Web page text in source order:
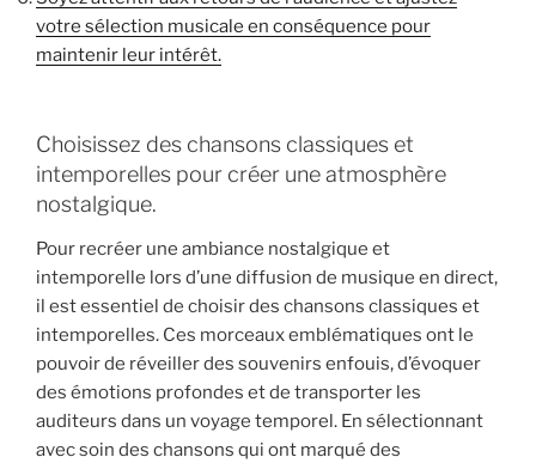
votre sélection musicale en conséquence pour
maintenir leur intérêt.
Choisissez des chansons classiques et
intemporelles pour créer une atmosphère
nostalgique.
Pour recréer une ambiance nostalgique et
intemporelle lors d’une diffusion de musique en direct,
il est essentiel de choisir des chansons classiques et
intemporelles. Ces morceaux emblématiques ont le
pouvoir de réveiller des souvenirs enfouis, d’évoquer
des émotions profondes et de transporter les
auditeurs dans un voyage temporel. En sélectionnant
avec soin des chansons qui ont marqué des